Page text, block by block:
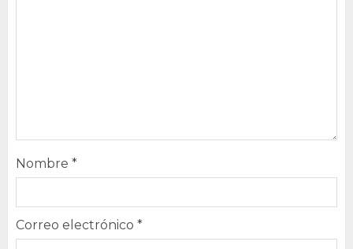
Nombre *
Correo electrónico *